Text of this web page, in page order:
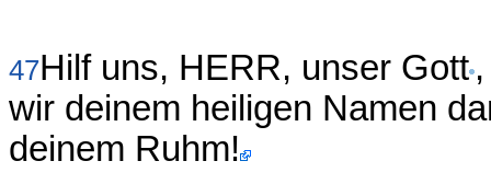
47Hilf uns, HERR, unser Gott
wir deinem heiligen Namen
deinem Ruhm!